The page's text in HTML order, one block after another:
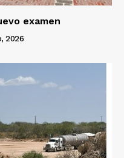
examen
2026